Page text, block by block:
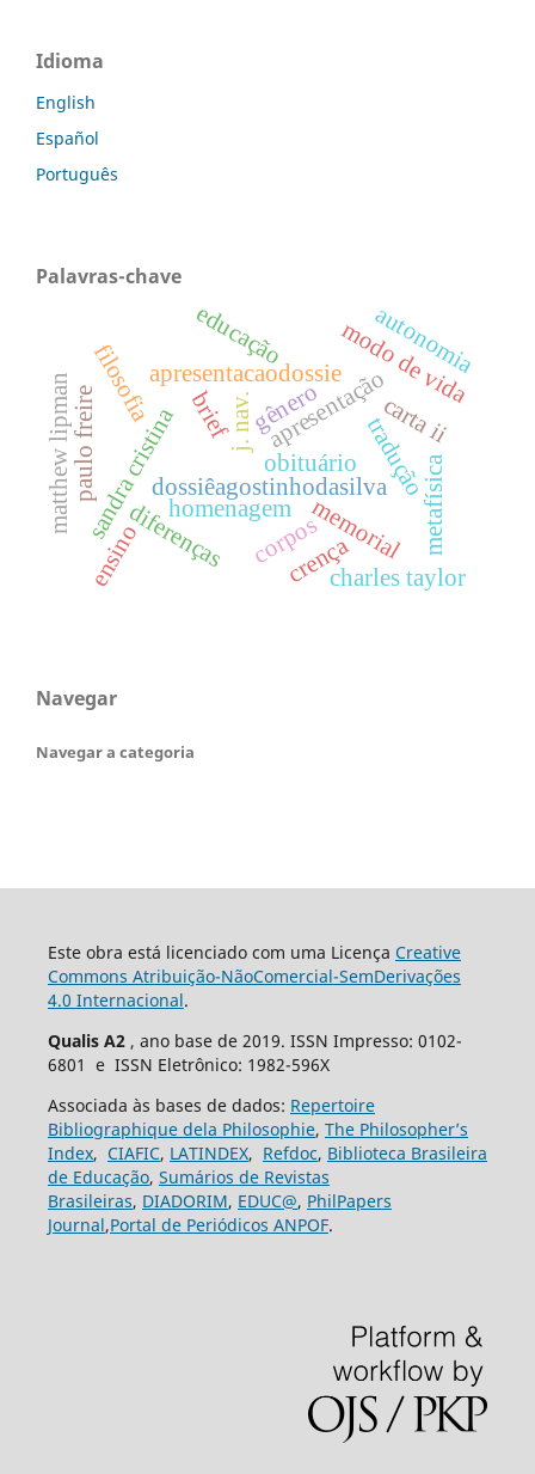
Idioma
English
Español
Português
Palavras-chave
apresentação
dossiêagostinhodasilva
apresentacaodossie
tradução
briefj. nav. carta ii
sandra cristina
obituário
homenagem
memorial
diferenças corpos
filosofia
metafísica
modo de vida
paulo freire
matthew lipman
educação
crença
gênero
autonomia
ensino charles taylor
Navegar
Navegar a categoria
Este obra está licenciado com uma Licença Creative
Commons Atribuição-NãoComercial-SemDerivações
4.0 Internacional.
Qualis A2 , ano base de 2019. ISSN Impresso: 0102-
6801 e ISSN Eletrônico: 1982-596X
Associada às bases de dados: Repertoire
Bibliographique dela Philosophie, The Philosopher’s
Index, CIAFIC, LATINDEX, Refdoc, Biblioteca Brasileira
de Educação, Sumários de Revistas
Brasileiras, DIADORIM, EDUC@, PhilPapers
Journal,Portal de Periódicos ANPOF.